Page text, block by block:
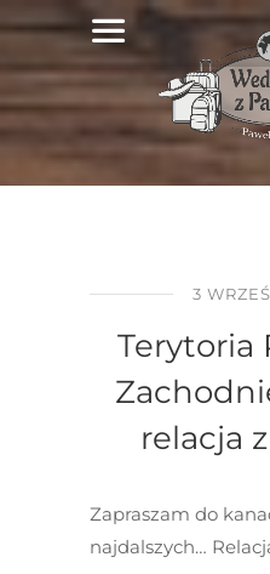
3
Terytoria
relacja
Zapraszam do
najdalszych…